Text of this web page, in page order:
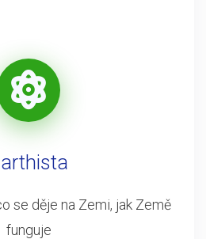
se děje na Zemi, jak Země
funguje